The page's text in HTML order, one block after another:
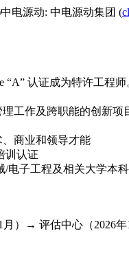
电源动: 中电源动集团 (
认证成为特许工
工作及跨职能的创新项
商业和领导才能
训认证
子工程及相关大学本
）→ 评估中心（